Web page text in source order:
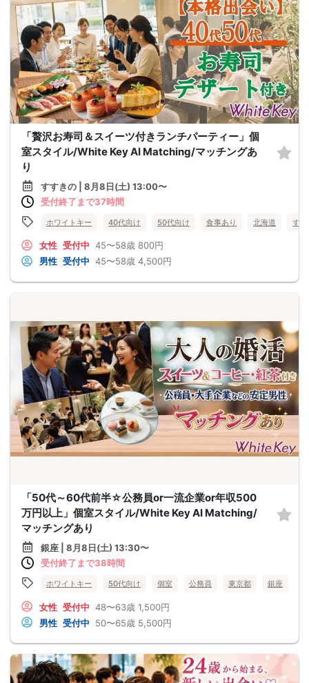
「贅沢お寿司＆スイーツ付きランチパーティー」個
室スタイル/White Key AI Matching/マッチングあ
り
すすきの | 8月8日(土) 13:00〜
受付終了まで37時間
ホワイトキー 40代向け 50代向け 食事あり 北海道 す
女性 受付中 45〜58歳 800円
男性 受付中 45〜58歳 4,500円
「50代～60代前半☆公務員or一流企業or年収500
万円以上」個室スタイル/White Key AI Matching/
マッチングあり
銀座 | 8月8日(土) 13:30〜
受付終了まで38時間
ホワイトキー 50代向け 個室 公務員 東京都 銀座
女性 受付中 48〜63歳 1,500円
男性 受付中 50〜65歳 5,500円